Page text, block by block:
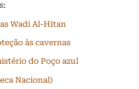
Wadi Al-Hitan
às cavernas
do Poço azul
Nacional)